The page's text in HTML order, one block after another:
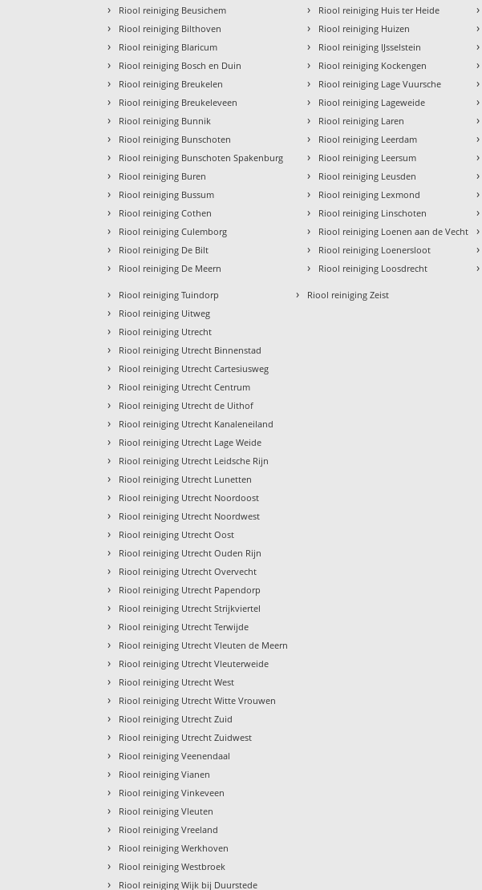
› Riool reiniging Beusichem
› Riool reiniging Bilthoven
› Riool reiniging Blaricum
› Riool reiniging Bosch en Duin
› Riool reiniging Breukelen
› Riool reiniging Breukeleveen
› Riool reiniging Bunnik
› Riool reiniging Bunschoten
› Riool reiniging Bunschoten Spakenburg
› Riool reiniging Buren
› Riool reiniging Bussum
› Riool reiniging Cothen
› Riool reiniging Culemborg
› Riool reiniging De Bilt
› Riool reiniging De Meern
› Riool reiniging Huis ter Heide
› Riool reiniging Huizen
› Riool reiniging IJsselstein
› Riool reiniging Kockengen
› Riool reiniging Lage Vuursche
› Riool reiniging Lageweide
› Riool reiniging Laren
› Riool reiniging Leerdam
› Riool reiniging Leersum
› Riool reiniging Leusden
› Riool reiniging Lexmond
› Riool reiniging Linschoten
› Riool reiniging Loenen aan de Vecht
› Riool reiniging Loenersloot
› Riool reiniging Loosdrecht
›
›
›
›
›
›
›
›
›
›
›
›
›
›
›
› Riool reiniging Tuindorp
› Riool reiniging Uitweg
› Riool reiniging Utrecht
› Riool reiniging Utrecht Binnenstad
› Riool reiniging Utrecht Cartesiusweg
› Riool reiniging Utrecht Centrum
› Riool reiniging Utrecht de Uithof
› Riool reiniging Utrecht Kanaleneiland
› Riool reiniging Utrecht Lage Weide
› Riool reiniging Utrecht Leidsche Rijn
› Riool reiniging Utrecht Lunetten
› Riool reiniging Utrecht Noordoost
› Riool reiniging Utrecht Noordwest
› Riool reiniging Utrecht Oost
› Riool reiniging Utrecht Ouden Rijn
› Riool reiniging Utrecht Overvecht
› Riool reiniging Utrecht Papendorp
› Riool reiniging Utrecht Strijkviertel
› Riool reiniging Utrecht Terwijde
› Riool reiniging Utrecht Vleuten de Meern
› Riool reiniging Utrecht Vleuterweide
› Riool reiniging Utrecht West
› Riool reiniging Utrecht Witte Vrouwen
› Riool reiniging Utrecht Zuid
› Riool reiniging Utrecht Zuidwest
› Riool reiniging Veenendaal
› Riool reiniging Vianen
› Riool reiniging Vinkeveen
› Riool reiniging Vleuten
› Riool reiniging Vreeland
› Riool reiniging Werkhoven
› Riool reiniging Westbroek
› Riool reiniging Wijk bij Duurstede
› Riool reiniging Zeist